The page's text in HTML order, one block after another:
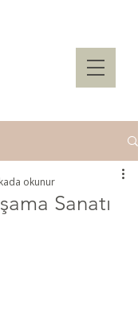
Sanatı
okunur